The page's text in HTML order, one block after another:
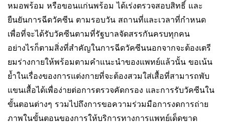
หมอพร้อม หรือขอนแก่นพร้อม ได้เร่งตรวจสอบสิทธิ์ และ
ยืนยันการฉีดวัคซีน ตามรอบวัน สถานที่และเวลาที่กำหนด
เพื่อที่จะได้รับวัคซีนตามที่รัฐบาลจัดสรรกันครบทุกคน
อย่างไรก็ตามสิ่งที่สำคัญในการฉีดวัคซีนนอกจากจะต้องเตรี
ยมร่างกายให้พร้อมตามคำแนะนำของแพทย์แล้วนั้น ขอเน้น
ย้ำในเรื่องของการแต่งกายที่จะต้องสวมใส่เสื้อที่สามารถพับ
แขนเสื้อได้เพื่อง่ายต่อการตรวจคัดกรอง และการรับวัคซีนใน
ขั้นตอนต่างๆ รวมไปถึงการขอความร่วมมือการงดการถ่าย
ภาพในขั้นตอนของการให้บริการทางการแพทย์เด็ดขาด